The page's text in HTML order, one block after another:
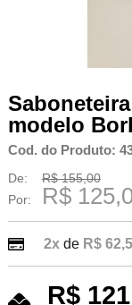
modelo
Cod. do Produto:
De:
R$ 155,00
Por:
R$
2xde R$
R$